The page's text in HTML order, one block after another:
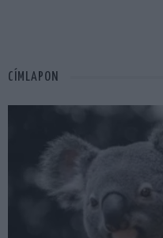
CÍMLAPON